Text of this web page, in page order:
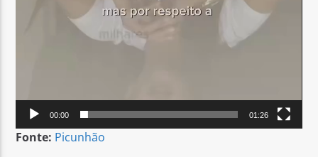
00:00 01:26
Fonte: Picunhão